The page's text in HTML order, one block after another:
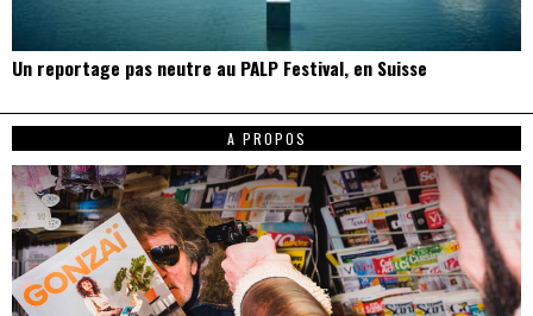
Un reportage pas neutre au PALP Festival, en Suisse
A PROPOS